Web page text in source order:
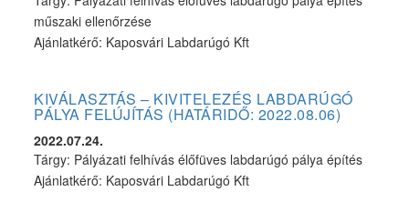
műszaki ellenőrzése
Ajánlatkérő: Kaposvári Labdarúgó Kft
KIVÁLASZTÁS – KIVITELEZÉS LABDARÚGÓ
PÁLYA FELÚJÍTÁS (HATÁRIDŐ: 2022.08.06)
2022.07.24.
Tárgy: Pályázati felhívás élőfüves labdarúgó pálya építés
Ajánlatkérő: Kaposvári Labdarúgó Kft